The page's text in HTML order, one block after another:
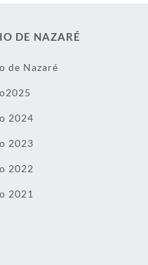
DE NAZARÉ
de Nazaré
2024
2023
2022
2021